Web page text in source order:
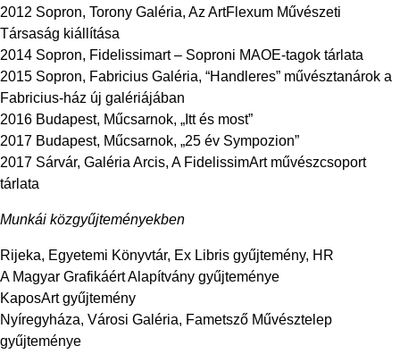
2012 Sopron, Torony Galéria, Az ArtFlexum Művészeti
Társaság kiállítása
2014 Sopron, Fidelissimart – Soproni MAOE-tagok tárlata
2015 Sopron, Fabricius Galéria, “Handleres” művésztanárok a
Fabricius-ház új galériájában
2016 Budapest, Műcsarnok, „Itt és most”
2017 Budapest, Műcsarnok, „25 év Sympozion”
2017 Sárvár, Galéria Arcis, A FidelissimArt művészcsoport
tárlata
Munkái közgyűjteményekben
Rijeka, Egyetemi Könyvtár, Ex Libris gyűjtemény, HR
A Magyar Grafikáért Alapítvány gyűjteménye
KaposArt gyűjtemény
Nyíregyháza, Városi Galéria, Fametsző Művésztelep
gyűjteménye